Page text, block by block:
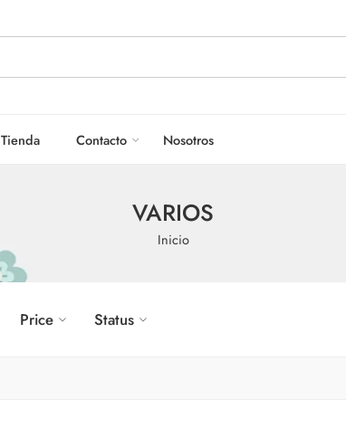
Tienda Contacto Nosotros
VARIOS
Inicio
Price Status